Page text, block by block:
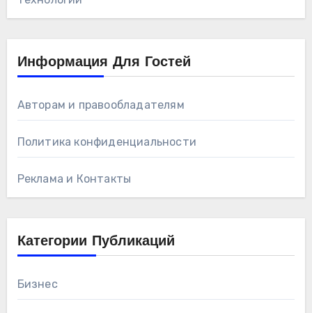
Информация Для Гостей
Авторам и правообладателям
Политика конфиденциальности
Реклама и Контакты
Категории Публикаций
Бизнес